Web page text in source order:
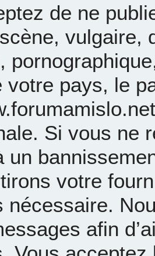
de ne
vulgaire,
votre pays, le
Si vous ne
un
votre
nécessaire.
afin